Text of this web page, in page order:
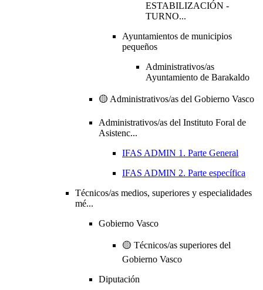
ESTABILIZACIÓN -
TURNO...
Ayuntamientos de municipios
pequeños
Administrativos/as
Ayuntamiento de Barakaldo
🟡 Administrativos/as del Gobierno Vasco
Administrativos/as del Instituto Foral de
Asistenc...
IFAS ADMIN 1. Parte General
IFAS ADMIN 2. Parte específica
Técnicos/as medios, superiores y especialidades
mé...
Gobierno Vasco
🟡 Técnicos/as superiores del
Gobierno Vasco
Diputación